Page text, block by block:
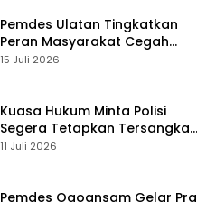
Pemdes Ulatan Tingkatkan
Peran Masyarakat Cegah
Stunting
15 Juli 2026
Kuasa Hukum Minta Polisi
Segera Tetapkan Tersangka
Usai Kasus Pencurian di Rumah
11 Juli 2026
Pemdes Ogoansam Gelar Pra